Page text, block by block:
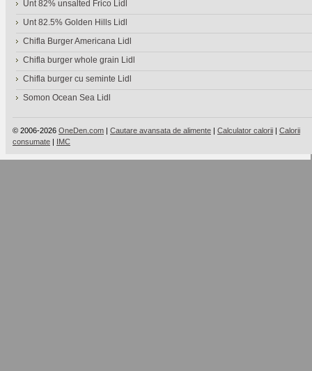
Unt 82% unsalted Frico Lidl
Unt 82.5% Golden Hills Lidl
Chifla Burger Americana Lidl
Chifla burger whole grain Lidl
Chifla burger cu seminte Lidl
Somon Ocean Sea Lidl
© 2006-2026 OneDen.com | Cautare avansata de alimente | Calculator calorii | Calorii
consumate | IMC